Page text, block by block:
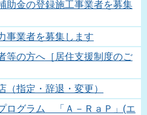
助金の登録施工事業者を募集
事業者を募集します
等の方へ［居住支援制度のご
（指定・辞退・変更）
ログラム 「Ａ－ＲａＰ」(エ